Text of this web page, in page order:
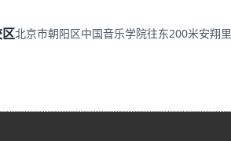
北京市朝阳区中国音乐学院往东200米安翔